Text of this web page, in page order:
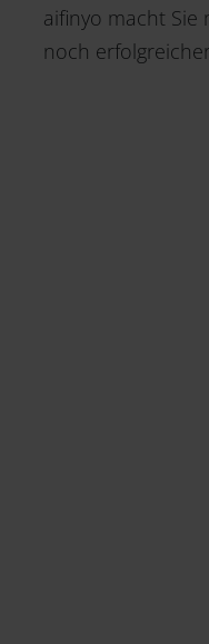
aifinyo macht Sie
noch